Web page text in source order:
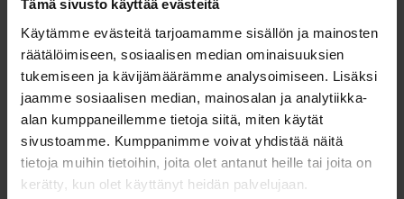
Tämä sivusto käyttää evästeitä
Käytämme evästeitä tarjoamamme sisällön ja mainosten
räätälöimiseen, sosiaalisen median ominaisuuksien
tukemiseen ja kävijämäärämme analysoimiseen. Lisäksi
jaamme sosiaalisen median, mainosalan ja analytiikka-
alan kumppaneillemme tietoja siitä, miten käytät
sivustoamme. Kumppanimme voivat yhdistää näitä
tietoja muihin tietoihin, joita olet antanut heille tai joita on
kerätty, kun olet käyttänyt heidän palvelujaan.
pahentunut
nopeasti
Ympäristöministeriö:
Lausunto
luonnoksesta
asetukseksi
ilmastoselvityksestä
Ympäristöministeriö: Lausunto luonnoksesta
asetukseksi ilmastoselvityksestä
LAUSUNNOT 2.1.2023
Uusi ilmastoselvitys vaaditaan esityksen mukaan uusilta ja
laajamittaisilta korjaushankkeilta. Lausunnossaan
ilmastoselvityksestä Isännöintiliitto ottaa kantaa asioihin,
jotka on huomioitava, jotta ilmastoselvityksen tuottaminen
sujuisi vaivattomasti. Isännöintiliitto kiinnittää huomiota
erityisesti ilmastoselvityksen ja energiatodistusten